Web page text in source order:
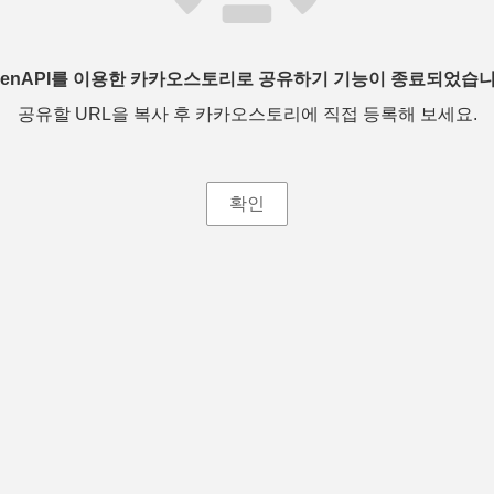
를 이용한 카카오스토리로 공유하기 기능이 종료되었습
공유할 URL을 복사 후 카카오스토리에 직접 등록해 보세요.
확인